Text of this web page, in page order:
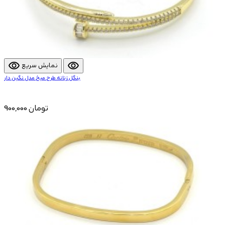
visibility نمایش سریع visibility
بنگل زنانه طرح میخ مدل نگین دار
900,000 تومان